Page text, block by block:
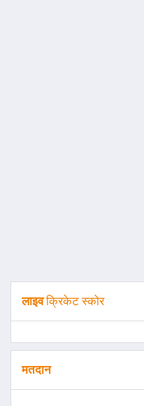
लाइवक्रिकेट स्कोर
मतदान